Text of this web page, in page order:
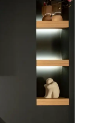
vägen – från
in och
ditt
och